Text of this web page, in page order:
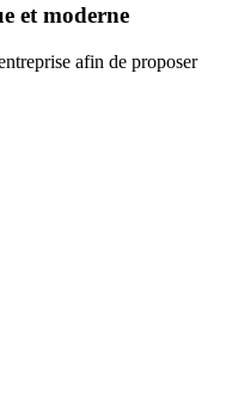
et moderne
afin de proposer